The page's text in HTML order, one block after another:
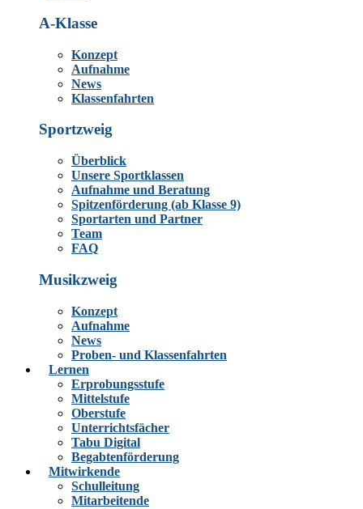
A-Klasse
Konzept
Aufnahme
News
Klassenfahrten
Sportzweig
Überblick
Unsere Sportklassen
Aufnahme und Beratung
Spitzenförderung (ab Klasse 9)
Sportarten und Partner
Team
FAQ
Musikzweig
Konzept
Aufnahme
News
Proben- und Klassenfahrten
Lernen
Erprobungsstufe
Mittelstufe
Oberstufe
Unterrichtsfächer
Tabu Digital
Begabtenförderung
Mitwirkende
Schulleitung
Mitarbeitende